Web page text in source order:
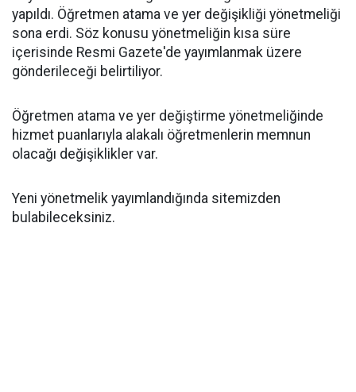
yapıldı. Öğretmen atama ve yer değişikliği yönetmeliği
sona erdi. Söz konusu yönetmeliğin kısa süre
içerisinde Resmi Gazete'de yayımlanmak üzere
gönderileceği belirtiliyor.
Öğretmen atama ve yer değiştirme yönetmeliğinde
hizmet puanlarıyla alakalı öğretmenlerin memnun
olacağı değişiklikler var.
Yeni yönetmelik yayımlandığında sitemizden
bulabileceksiniz.